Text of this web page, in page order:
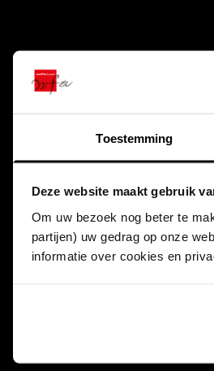
Toestemming
Deze website maakt gebruik
Om uw bezoek nog beter te
partijen) uw gedrag op onze
informatie over cookies en